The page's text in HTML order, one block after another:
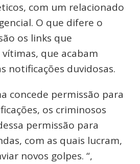
com um relacionado
O que difere o
os links que
que acabam
notificações duvidosas.
concede permissão para
os criminosos
permissão para
com as quais lucram,
novos golpes. “,